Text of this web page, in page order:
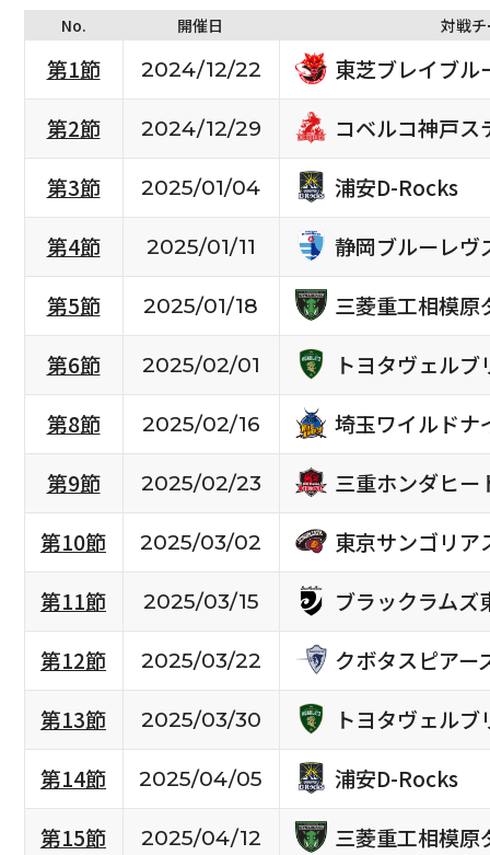
No. 開催日 対戦
第1節 2024/12/22
東芝ブレイブル
第2節
2024/12/29
コベルコ神戸ス
第3節
2025/01/04
浦安D-Rocks
第4節
2025/01/11
静岡ブルーレヴ
第5節
2025/01/18
三菱重工相模原
第6節
2025/02/01
トヨタヴェルブ
第8節
2025/02/16
埼玉ワイルドナ
第9節
2025/02/23
三重ホンダヒー
第10節
2025/03/02
東京サンゴリア
第11節
2025/03/15
ブラックラムズ
第12節
2025/03/22
クボタスピアー
第13節
2025/03/30
トヨタヴェルブ
第14節
2025/04/05
浦安D-Rocks
第15節
2025/04/12
三菱重工相模原